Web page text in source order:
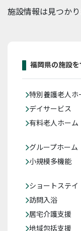
施設情報は見つかり
福岡県の施設
特別養護老人ホ
デイサービス
有料老人ホーム
グループホーム
小規模多機能
ショートステイ
訪問入浴
居宅介護支援
地域包括支援